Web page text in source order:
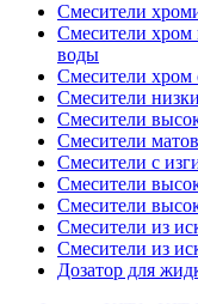
Смесители
Смесители хром
воды
Смесители
Смесители
Смесители
Смесители
Смесители с
Смесители
Смесители
Смесители из
Смесители из
Дозатор для